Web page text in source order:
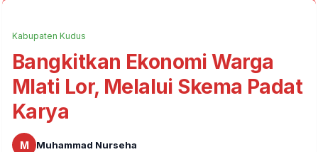
Kabupaten Kudus
Bangkitkan Ekonomi Warga
Mlati Lor, Melalui Skema Padat
Karya
M
Muhammad Nurseha